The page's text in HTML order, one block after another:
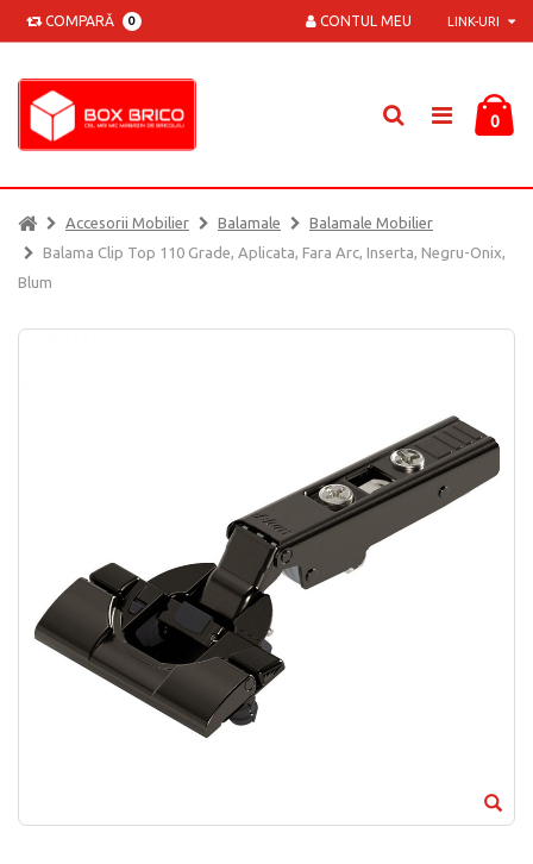
COMPARĂ 0 LINK-URI
CONTUL MEU
0
Accesorii Mobilier Balamale
Balamale Mobilier
Balama Clip Top 110 Grade, Aplicata, Fara Arc, Inserta, Negru-Onix,
Blum